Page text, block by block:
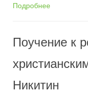
Подробнее
Поучение к
Никитин